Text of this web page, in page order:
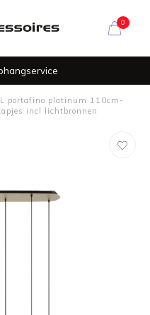
0
portafino platinum 110cm-
incl lichtbronnen